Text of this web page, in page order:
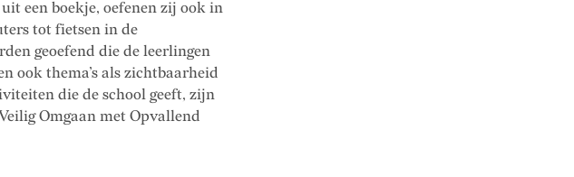
een boekje, oefenen zij ook in
tot fietsen in de
geoefend die de leerlingen
ook thema’s als zichtbaarheid
die de school geeft, zijn
Omgaan met Opvallend